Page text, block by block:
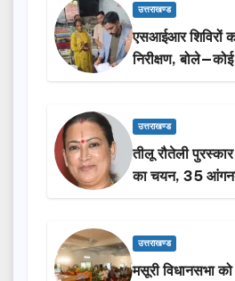
उत्तराखण्ड
एसआईआर शिविरों
निरीक्षण,
से न छूटे…
उत्तराखण्ड
तीलू रौतेली
का चयन, 35
होंगी सम्मानित…
उत्तराखण्ड
मसूरी विधानसभा